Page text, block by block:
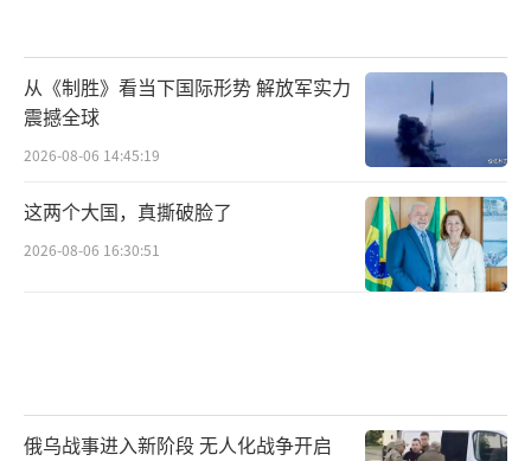
从《制胜》看当下国际形势 解放军实力
震撼全球
2026-08-06 14:45:19
这两个大国，真撕破脸了
2026-08-06 16:30:51
俄乌战事进入新阶段 无人化战争开启